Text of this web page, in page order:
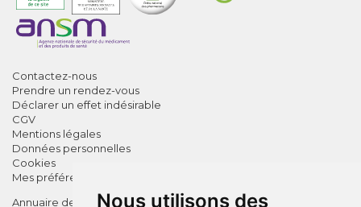
Nous utilisons des
Contactez-nous
Prendre un rendez-vous
Déclarer un effet indésirable
CGV
Mentions légales
Données personnelles
Cookies
Mes préférences Cookies
Annuaire des pharmacies